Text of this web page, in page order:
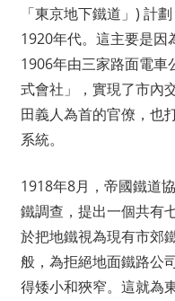
「東京地下鐵道」) 計
1920年代。這主要是因
1906年由三家路面電車
式會社」，實現了市內
田義人為首的官僚，也
系統。
1918年8月，帝國鐵道
鐵調查，提出一個共有
於把地鐵視為現有市郊
般，為拒絕地面鐵路公
得矮小和狹窄。這就為